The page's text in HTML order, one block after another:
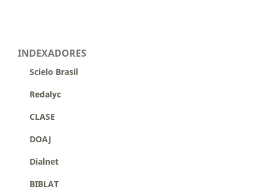
INDEXADORES
Scielo Brasil
Redalyc
CLASE
DOAJ
Dialnet
BIBLAT